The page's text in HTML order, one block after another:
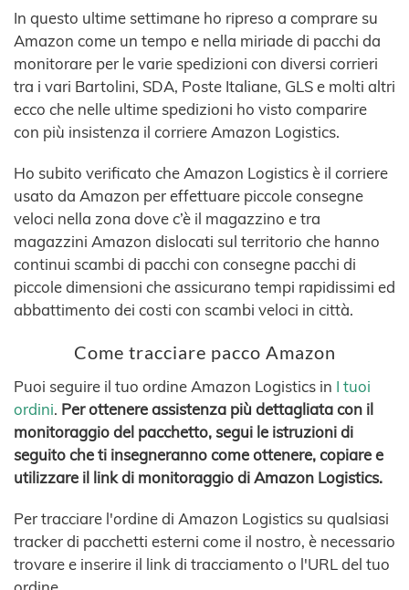
In questo ultime settimane ho ripreso a comprare su
Amazon come un tempo e nella miriade di pacchi da
monitorare per le varie spedizioni con diversi corrieri
tra i vari Bartolini, SDA, Poste Italiane, GLS e molti altri
ecco che nelle ultime spedizioni ho visto comparire
con più insistenza il corriere Amazon Logistics.
Ho subito verificato che Amazon Logistics è il corriere
usato da Amazon per effettuare piccole consegne
veloci nella zona dove c’è il magazzino e tra
magazzini Amazon dislocati sul territorio che hanno
continui scambi di pacchi con consegne pacchi di
piccole dimensioni che assicurano tempi rapidissimi ed
abbattimento dei costi con scambi veloci in città.
Come tracciare pacco Amazon
Puoi seguire il tuo ordine Amazon Logistics in I tuoi
ordini. Per ottenere assistenza più dettagliata con il
monitoraggio del pacchetto, segui le istruzioni di
seguito che ti insegneranno come ottenere, copiare e
utilizzare il link di monitoraggio di Amazon Logistics.
Per tracciare l'ordine di Amazon Logistics su qualsiasi
tracker di pacchetti esterni come il nostro, è necessario
trovare e inserire il link di tracciamento o l'URL del tuo